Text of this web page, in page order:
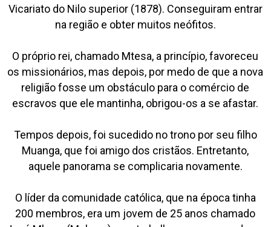
Vicariato do Nilo superior (1878). Conseguiram entrar
na região e obter muitos neófitos.
O próprio rei, chamado Mtesa, a princípio, favoreceu
os missionários, mas depois, por medo de que a nova
religião fosse um obstáculo para o comércio de
escravos que ele mantinha, obrigou-os a se afastar.
Tempos depois, foi sucedido no trono por seu filho
Muanga, que foi amigo dos cristãos. Entretanto,
aquele panorama se complicaria novamente.
O líder da comunidade católica, que na época tinha
200 membros, era um jovem de 25 anos chamado